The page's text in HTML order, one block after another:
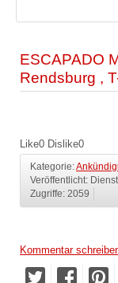
ESCAPADO
Rendsburg ,
Like0 Dislike0
Kategorie:
Veröffentlicht:
Zugriffe: 2059
Kommentar